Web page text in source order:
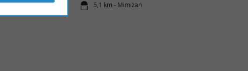
5,1 km - Mimizan